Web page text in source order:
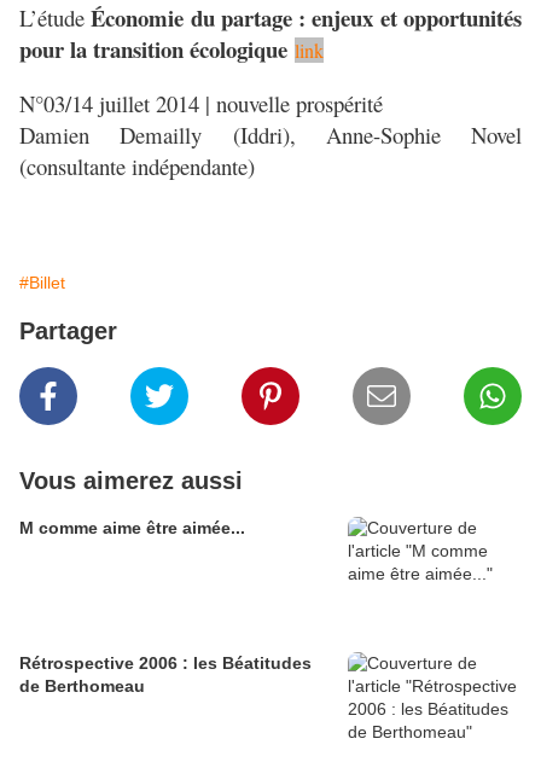
L’étudeÉconomie du partage : enjeux et opportunités
pour la transition écologique link
N°03/14 juillet 2014 | nouvelle prospérité
Damien Demailly (Iddri), Anne-Sophie Novel
(consultante indépendante)
#Billet
Partager
Vous aimerez aussi
M comme aime être aimée...
Rétrospective 2006 : les Béatitudes
de Berthomeau